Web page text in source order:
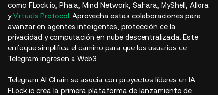
como FLock.io, Phala, Mind Network, Sahara, MyShell, Allora
yVirtuals Protocol . Aprovecha estas colaboraciones para
avanzar en agentes inteligentes, protección de la
privacidad y computación en nube descentralizada. Este
enfoque simplifica el camino para que los usuarios de
Telegram ingresen a Web3.
Telegram AI Chain se asocia con proyectos líderes en IA.
FLock.io crea la primera plataforma de lanzamiento de